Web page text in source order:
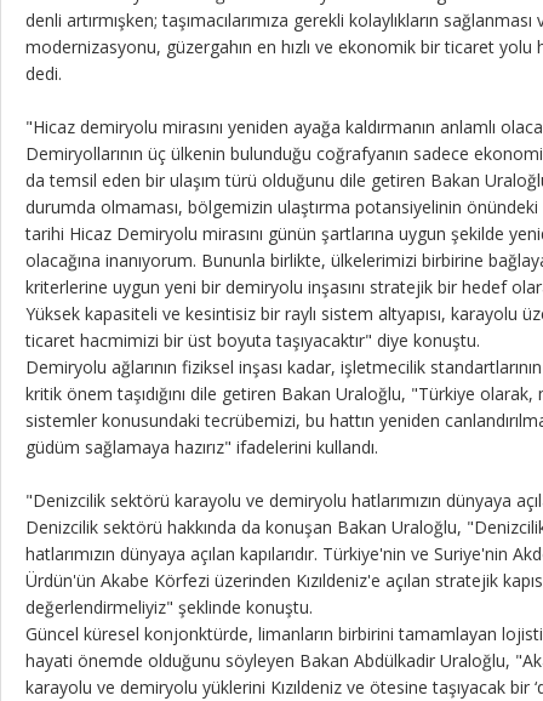
denli artırmışken; taşımacılarımıza gerekli kolaylıkların sağlanması
modernizasyonu, güzergahın en hızlı ve ekonomik bir ticaret yolu
dedi.
"Hicaz demiryolu mirasını yeniden ayağa kaldırmanın anlamlı
Demiryollarının üç ülkenin bulunduğu coğrafyanın sadece
da temsil eden bir ulaşım türü olduğunu dile getiren Bakan
durumda olmaması, bölgemizin ulaştırma potansiyelinin
tarihi Hicaz Demiryolu mirasını günün şartlarına uygun şekilde
olacağına inanıyorum. Bununla birlikte, ülkelerimizi birbirine
kriterlerine uygun yeni bir demiryolu inşasını stratejik bir hedef
Yüksek kapasiteli ve kesintisiz bir raylı sistem altyapısı, karayolu
ticaret hacmimizi bir üst boyuta taşıyacaktır" diye konuştu.
Demiryolu ağlarının fiziksel inşası kadar, işletmecilik
kritik önem taşıdığını dile getiren Bakan Uraloğlu, "Türkiye
sistemler konusundaki tecrübemizi, bu hattın yeniden
güdüm sağlamaya hazırız" ifadelerini kullandı.
"Denizcilik sektörü karayolu ve demiryolu hatlarımızın dünyaya
Denizcilik sektörü hakkında da konuşan Bakan Uraloğlu,
hatlarımızın dünyaya açılan kapılarıdır. Türkiye'nin ve Suriye'nin
Ürdün'ün Akabe Körfezi üzerinden Kızıldeniz'e açılan stratejik
değerlendirmeliyiz" şeklinde konuştu.
Güncel küresel konjonktürde, limanların birbirini tamamlayan
hayati önemde olduğunu söyleyen Bakan Abdülkadir Uraloğlu,
karayolu ve demiryolu yüklerini Kızıldeniz ve ötesine taşıyacak bir